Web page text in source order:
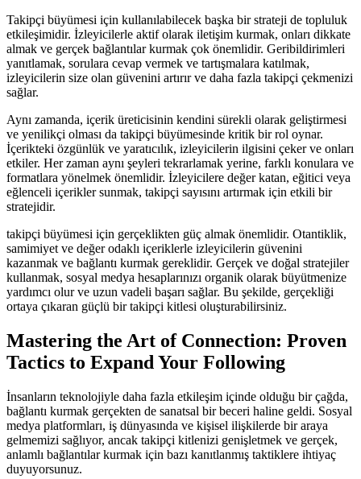
Takipçi büyümesi için kullanılabilecek başka bir strateji de topluluk
etkileşimidir. İzleyicilerle aktif olarak iletişim kurmak, onları dikkate
almak ve gerçek bağlantılar kurmak çok önemlidir. Geribildirimleri
yanıtlamak, sorulara cevap vermek ve tartışmalara katılmak,
izleyicilerin size olan güvenini artırır ve daha fazla takipçi çekmenizi
sağlar.
Aynı zamanda, içerik üreticisinin kendini sürekli olarak geliştirmesi
ve yenilikçi olması da takipçi büyümesinde kritik bir rol oynar.
İçerikteki özgünlük ve yaratıcılık, izleyicilerin ilgisini çeker ve onları
etkiler. Her zaman aynı şeyleri tekrarlamak yerine, farklı konulara ve
formatlara yönelmek önemlidir. İzleyicilere değer katan, eğitici veya
eğlenceli içerikler sunmak, takipçi sayısını artırmak için etkili bir
stratejidir.
takipçi büyümesi için gerçeklikten güç almak önemlidir. Otantiklik,
samimiyet ve değer odaklı içeriklerle izleyicilerin güvenini
kazanmak ve bağlantı kurmak gereklidir. Gerçek ve doğal stratejiler
kullanmak, sosyal medya hesaplarınızı organik olarak büyütmenize
yardımcı olur ve uzun vadeli başarı sağlar. Bu şekilde, gerçekliği
ortaya çıkaran güçlü bir takipçi kitlesi oluşturabilirsiniz.
Mastering the Art of Connection: Proven
Tactics to Expand Your Following
İnsanların teknolojiyle daha fazla etkileşim içinde olduğu bir çağda,
bağlantı kurmak gerçekten de sanatsal bir beceri haline geldi. Sosyal
medya platformları, iş dünyasında ve kişisel ilişkilerde bir araya
gelmemizi sağlıyor, ancak takipçi kitlenizi genişletmek ve gerçek,
anlamlı bağlantılar kurmak için bazı kanıtlanmış taktiklere ihtiyaç
duyuyorsunuz.